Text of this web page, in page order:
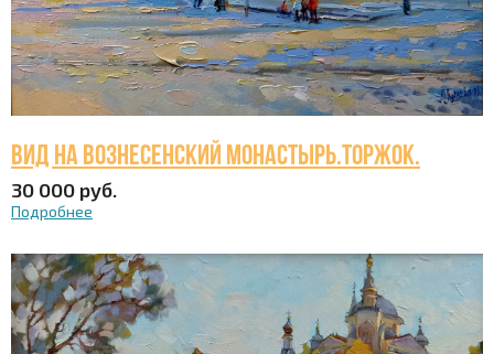
Вид на Вознесенский монастырь.Торжок.
30 000 руб.
Подробнее